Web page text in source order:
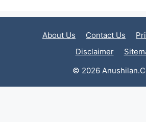
About Us Contact Us
Disclaimer
© 2026